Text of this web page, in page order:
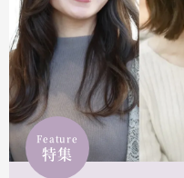
Feature
特集